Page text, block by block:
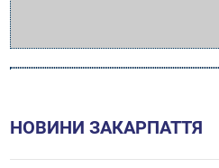
НОВИНИ ЗАКАРПАТТЯ